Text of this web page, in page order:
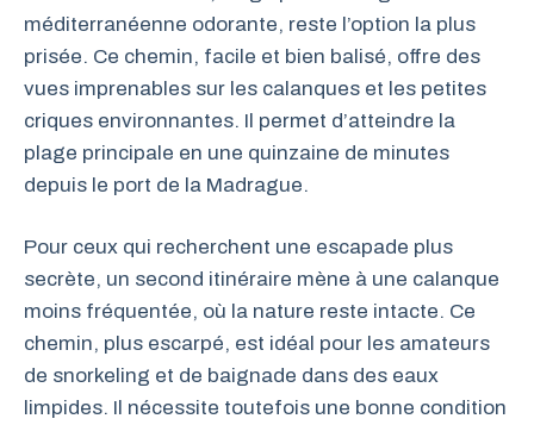
méditerranéenne odorante, reste l’option la plus
prisée. Ce chemin, facile et bien balisé, offre des
vues imprenables sur les calanques et les petites
criques environnantes. Il permet d’atteindre la
plage principale en une quinzaine de minutes
depuis le port de la Madrague.
Pour ceux qui recherchent une escapade plus
secrète, un second itinéraire mène à une calanque
moins fréquentée, où la nature reste intacte. Ce
chemin, plus escarpé, est idéal pour les amateurs
de snorkeling et de baignade dans des eaux
limpides. Il nécessite toutefois une bonne condition